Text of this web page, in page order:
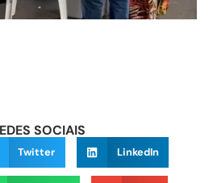
SOCIAIS
Twitter LinkedIn